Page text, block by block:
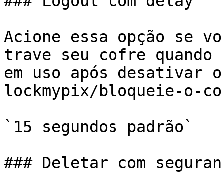
Acione essa opção se
trave seu cofre quando
em uso após
lockmypix/bloqueie-o-
`15 segundos padrão`
### Deletar com